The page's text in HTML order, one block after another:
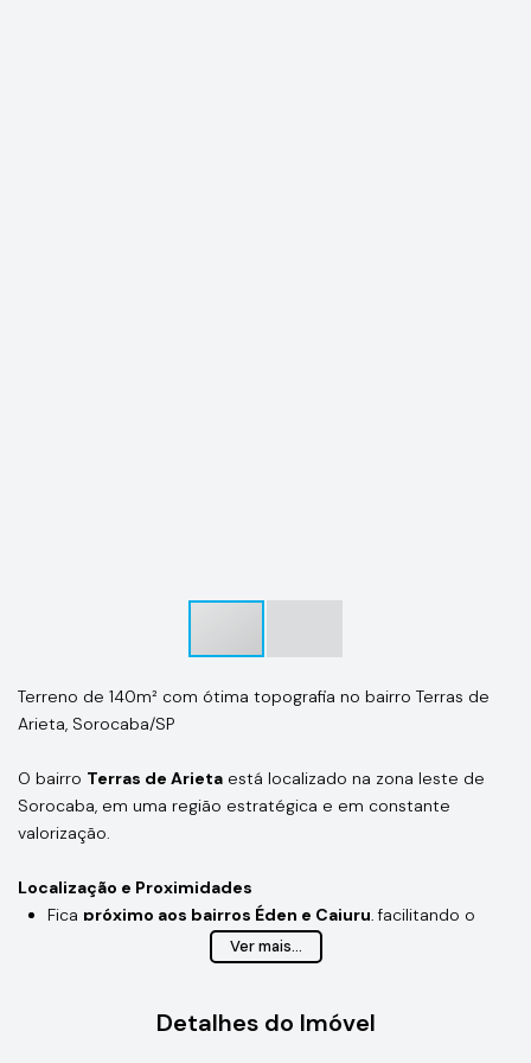
Terreno de 140m² com ótima topografia no bairro Terras de
Arieta, Sorocaba/SP
O bairro Terras de Arieta está localizado na zona leste de
Sorocaba, em uma região estratégica e em constante
valorização.
Localização e Proximidades
Fica próximo aos bairros Éden e Cajuru , facilitando o
acesso a serviços, comércios e escolas dessas regiões.
Zona Industrial de Sorocaba
os imóveis da área.
Ver mais...
Detalhes do Imóvel